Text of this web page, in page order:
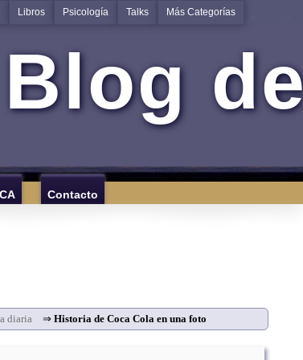
Libros Psicología Talks Más Categorías
Blog
Contacto
diaria ⇒ Historia de Coca Cola en una foto